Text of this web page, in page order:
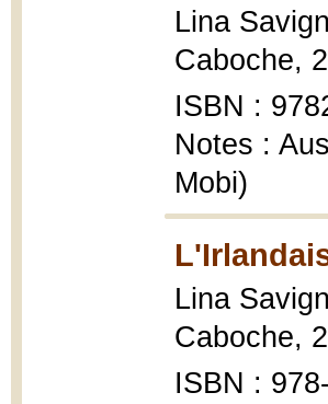
Lina
Caboche,
ISBN :
Notes :
Mobi)
Lina
Caboche,
ISBN :